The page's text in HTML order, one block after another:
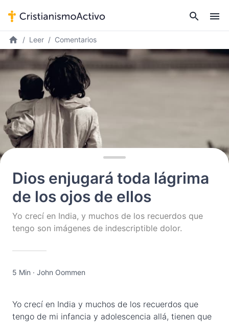
Leer Comentarios
Dios enjugará toda lágrima
de los ojos de ellos
Yo crecí en India, y muchos de los recuerdos que
tengo son imágenes de indescriptible dolor.
5 Min · John Oommen
Yo crecí en India y muchos de los recuerdos que
tengo de mi infancia y adolescencia allá, tienen que